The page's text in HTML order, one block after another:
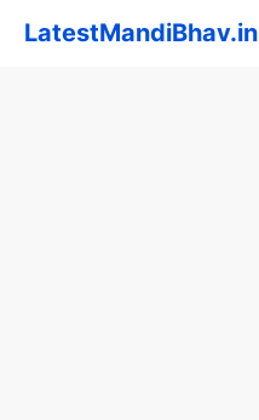
LatestMandiBhav.in